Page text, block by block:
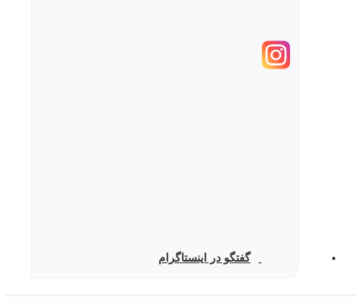
گفتگو در اینستاگرام